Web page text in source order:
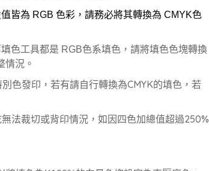
皆為 RGB 色彩，請務必將其轉換為 CMYK色
色工具都是 RGB色系填色，請將填色色塊轉換
情況。
色發印，若有請自行轉換為CMYK的填色，若
法裁切或背印情況，如因四色加總值超過250%